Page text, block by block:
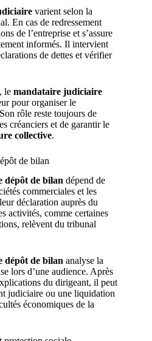
varient selon la
En cas de redressement
de l’entreprise et s’assure
informés. Il intervient
de dettes et vérifier
le mandataire judiciaire
pour organiser le
rôle reste toujours de
créanciers et de garantir le
collective.
de bilan
dépôt de bilan dépend de
commerciales et les
déclaration auprès du
activités, comme certaines
relèvent du tribunal
dépôt de bilan analyse la
lors d’une audience. Après
du dirigeant, il peut
judiciaire ou une liquidation
économiques de la